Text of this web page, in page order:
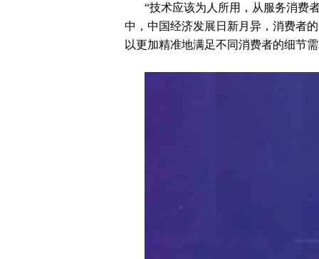
“技术应该为人所用，从服务消费
中，中国经济发展日新月异，消费者
以更加精准地满足不同消费者的细节